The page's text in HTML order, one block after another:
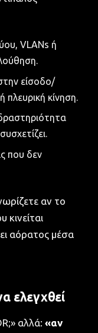
VLANs ή
είσοδο/
πλευρική κίνηση.
που δεν
αν το
κινείται
αόρατος μέσα
ελεγχθεί
αλλά: «αν